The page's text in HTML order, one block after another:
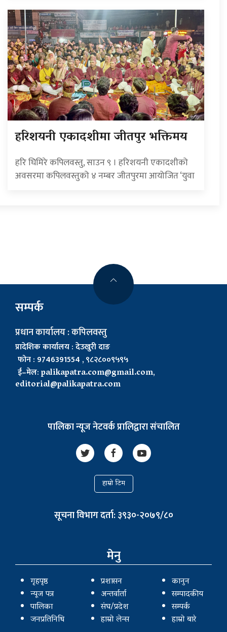
हरिशयनी एकादशीमा जीतपुर भक्तिमय
हरि घिमिरे कपिलवस्तु, साउन ९ । हरिशयनी एकादशीको
अवसरमा कपिलवस्तुको ४ नम्बर जीतपुरमा आयोजित ‘युवा
सम्पर्क
प्रधान कार्यालय : कपिलवस्तु
प्रादेशिक कार्यालय : देउखुरी दाङ
फोन : 9746391554 , ९८२८००९५९५
ई–मेल:palikapatra.com@gmail.com,
editorial@palikapatra.com
पालिका न्यूज नेटवर्क प्रालिद्वारा संचालित
हाम्रो टिम
सूचना विभाग दर्ता: ३९३०-२०७९/८०
मेनु
गृहपृष्ठ
न्यूज पत्र
पालिका
जनप्रतिनिधि
प्रशासन
अन्तर्वार्ता
संघ/प्रदेश
हाम्रो लेन्स
कानुन
सम्पादकीय
सम्पर्क
हाम्रो बारे